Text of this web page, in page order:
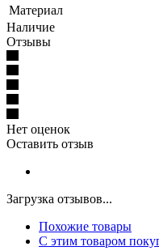
Материал
Наличие
Отзывы
Нет оценок
Оставить отзыв
Загрузка отзывов...
Похожие товары
С этим товаром